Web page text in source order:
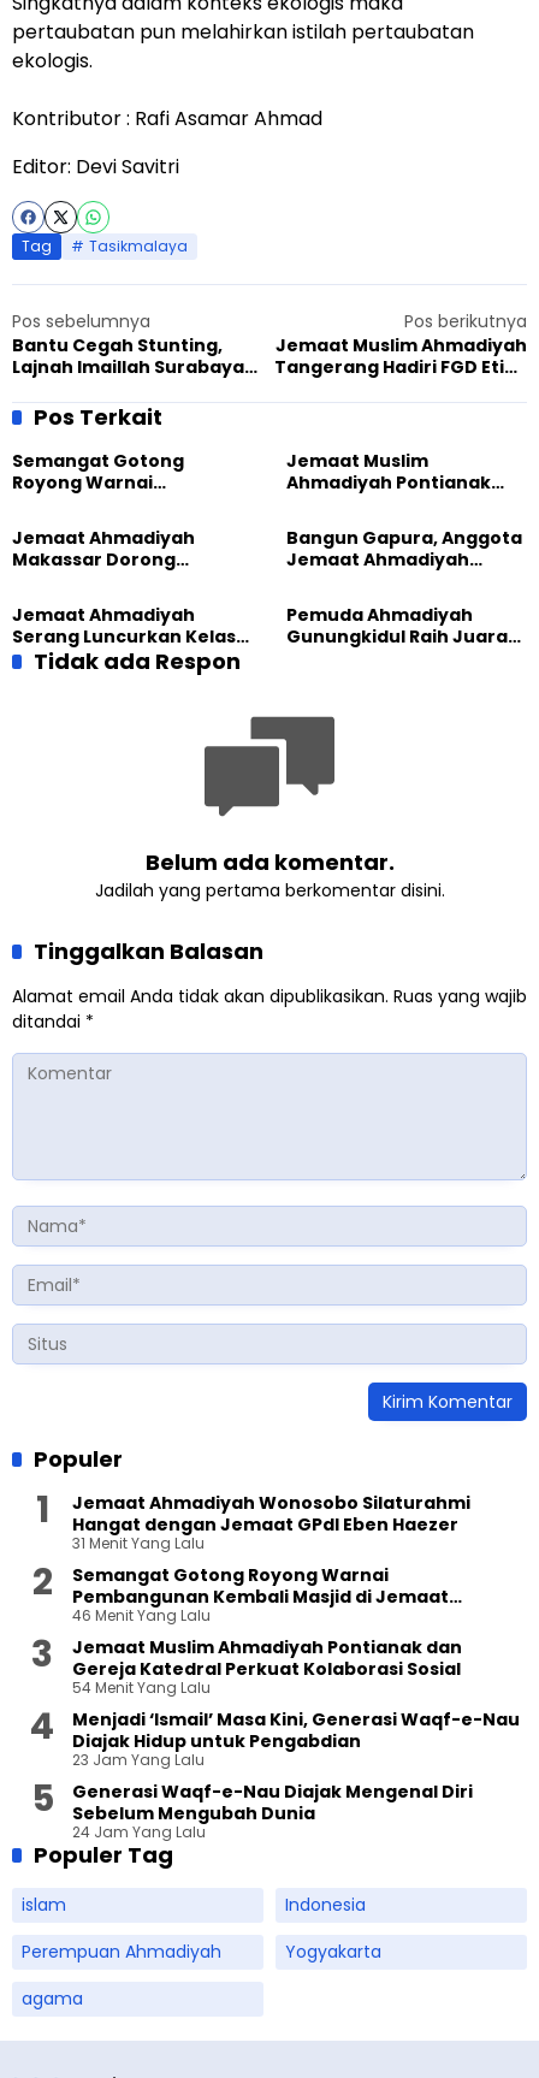
pertaubatan pun melahirkan istilah pertaubatan
ekologis.
Kontributor : Rafi Asamar Ahmad
Editor: Devi Savitri
Tag Tasikmalaya
Pos sebelumnya
Bantu Cegah Stunting,
Lajnah Imaillah Surabaya
Pizza Mini di Posyandu
Melati
Pos berikutnya
Jemaat Muslim Ahmadiyah
Tangerang Hadiri FGD Etika
Perspektif Islam dan
Pos Terkait
Semangat Gotong
Royong Warnai
Masjid di Jemaat
Ahmadiyah Sukapura
Jemaat Muslim
Ahmadiyah Pontianak
Jemaat Ahmadiyah
Makassar Dorong
Lewat Edukasi Ekoteologi
Bangun Gapura, Anggota
Jemaat Ahmadiyah
Sambut HUT RI ke-81
Jemaat Ahmadiyah
Serang Luncurkan Kelas
Tatar, Fokus Cetak
Pemuda Ahmadiyah
Gunungkidul Raih Juara
Tidak ada Respon
Belum ada komentar.
Jadilah yang pertama berkomentar disini.
Tinggalkan Balasan
Alamat email Anda tidak akan dipublikasikan. Ruas yang wajib
ditandai *
Populer
Jemaat Ahmadiyah Wonosobo Silaturahmi
Hangat dengan Jemaat GPdI Eben Haezer
31 Menit Yang Lalu
Semangat Gotong Royong Warnai
Pembangunan Kembali Masjid di Jemaat
Ahmadiyah Sukapura
46 Menit Yang Lalu
Jemaat Muslim Ahmadiyah Pontianak dan
Gereja Katedral Perkuat Kolaborasi Sosial
54 Menit Yang Lalu
Menjadi ‘Ismail’ Masa Kini, Generasi Waqf-e-Nau
Diajak Hidup untuk Pengabdian
23 Jam Yang Lalu
Generasi Waqf-e-Nau Diajak Mengenal Diri
Sebelum Mengubah Dunia
24 Jam Yang Lalu
Populer Tag
islam
Indonesia
Perempuan Ahmadiyah
Yogyakarta
agama